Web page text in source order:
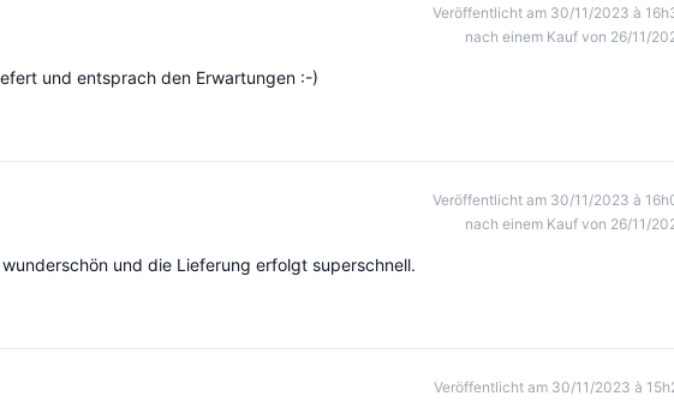
Veröffentlicht am 30/11/2023 à
nach einem Kauf von 26/11/
und entsprach den Erwartungen :-)
Veröffentlicht am 30/11/2023 à
nach einem Kauf von 26/11/
und die Lieferung erfolgt superschnell.
Veröffentlicht am 30/11/2023 à